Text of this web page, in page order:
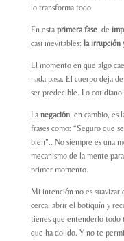
lo transforma todo.
En esta primera fasede
casi inevitables: la irrupción
El momento en que algo
nada pasa. El cuerpo deja
ser predecible. Lo cotidiano
La negación, en cambio, es
frases como: “Seguro que
bien”.. No siempre es una
mecanismo de la mente
primer momento.
Mi intención no es suavizar
cerca, abrir el botiquín y
tienes que entenderlo todo
que ha dolido. Y no te